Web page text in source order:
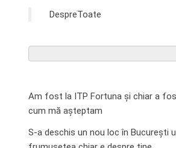
DespreToate
Am fost la ITP Fortuna și chiar a
cum mă așteptam
S-a deschis un nou loc în București